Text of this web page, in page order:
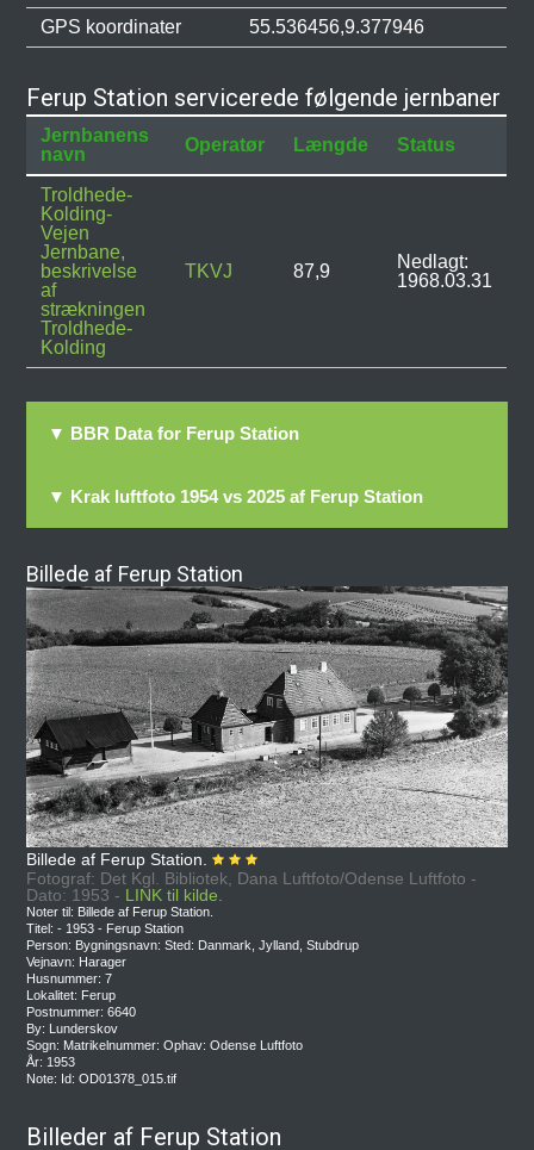
GPS koordinater 55.536456,9.377946
Ferup Station servicerede følgende jernbaner
Jernbanens
navn
Operatør Længde Status
Troldhede-
Kolding-
Vejen
Jernbane,
beskrivelse
af
strækningen
Troldhede-
Kolding
TKVJ 87,9
Nedlagt:
1968.03.31
▼ BBR Data for Ferup Station
▼ Krak luftfoto 1954 vs 2025 af Ferup Station
Billede af Ferup Station
Billede af Ferup Station.
Fotograf: Det Kgl. Bibliotek, Dana Luftfoto/Odense Luftfoto -
Dato: 1953 - LINK til kilde.
Noter til: Billede af Ferup Station.
Titel: - 1953 - Ferup Station
Person: Bygningsnavn: Sted: Danmark, Jylland, Stubdrup
Vejnavn: Harager
Husnummer: 7
Lokalitet: Ferup
Postnummer: 6640
By: Lunderskov
Sogn: Matrikelnummer: Ophav: Odense Luftfoto
År: 1953
Note: Id: OD01378_015.tif
Billeder af Ferup Station